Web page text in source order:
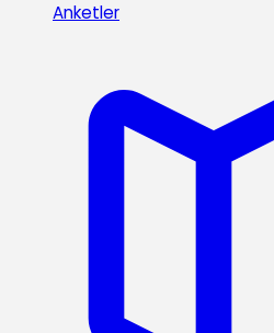
Anketler